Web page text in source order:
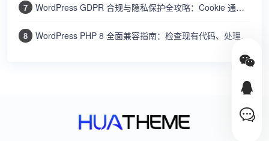
7 WordPress GDPR 合规与隐私保护全攻略：Cookie 通知、数据导出、隐私政策、用户数据删除
8 WordPress PHP 8 全面兼容指南：检查现有代码、处理废弃函数、提升性能和安全